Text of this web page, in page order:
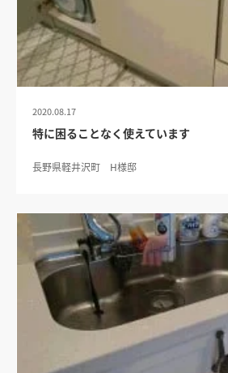
2020.08.17
特に困ることなく使えています
長野県軽井沢町 H様邸